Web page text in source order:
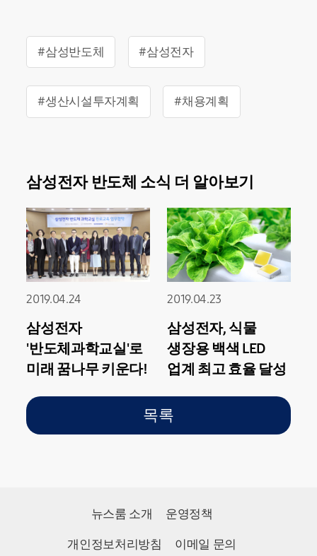
#삼성반도체 #삼성전자
#생산시설투자계획 #채용계획
삼성전자 반도체 소식 더 알아보기
2019.04.24
삼성전자
'반도체과학교실'로
미래 꿈나무 키운다!
2019.04.23
삼성전자, 식물
생장용 백색 LED
업계 최고 효율 달성
목록
뉴스룸 소개 운영정책
개인정보처리방침 이메일 문의